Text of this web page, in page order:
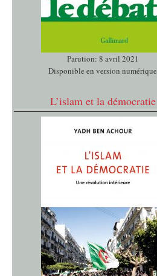
Parution: 8 avril 2021
Disponible en version numérique
L’islam et la démocratie